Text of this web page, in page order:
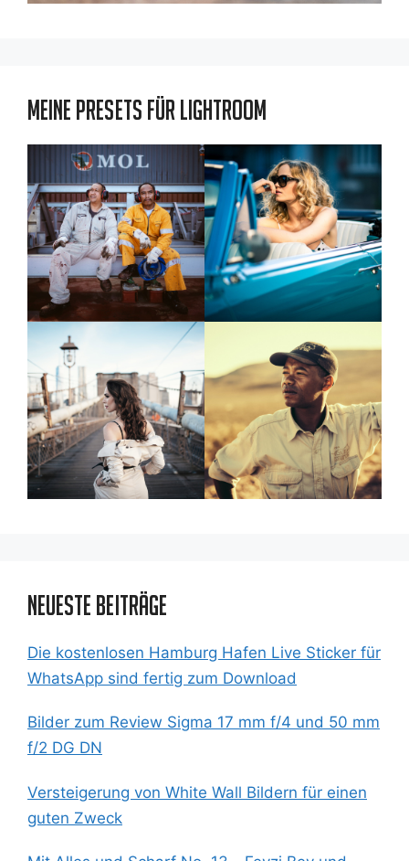
Meine Presets für Lightroom
Neueste Beiträge
Die kostenlosen Hamburg Hafen Live Sticker für
WhatsApp sind fertig zum Download
Bilder zum Review Sigma 17 mm f/4 und 50 mm
f/2 DG DN
Versteigerung von White Wall Bildern für einen
guten Zweck